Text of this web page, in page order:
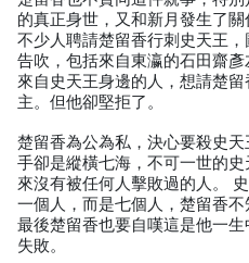
的真正身世，又和新月發生了
不少人聘請楚留香行刺史天王
告吹，包括來自東瀛的石田齋
來自史天王身邊的人，想請楚
主。但他卻堅拒了。
楚留香為公為私，決心要殺史
手卻是縱橫七海，不可一世的
來沒有被任何人擊敗過的人。
一個人，而是七個人，楚留香不
最後楚留香也要自嘆這是他一
失敗。